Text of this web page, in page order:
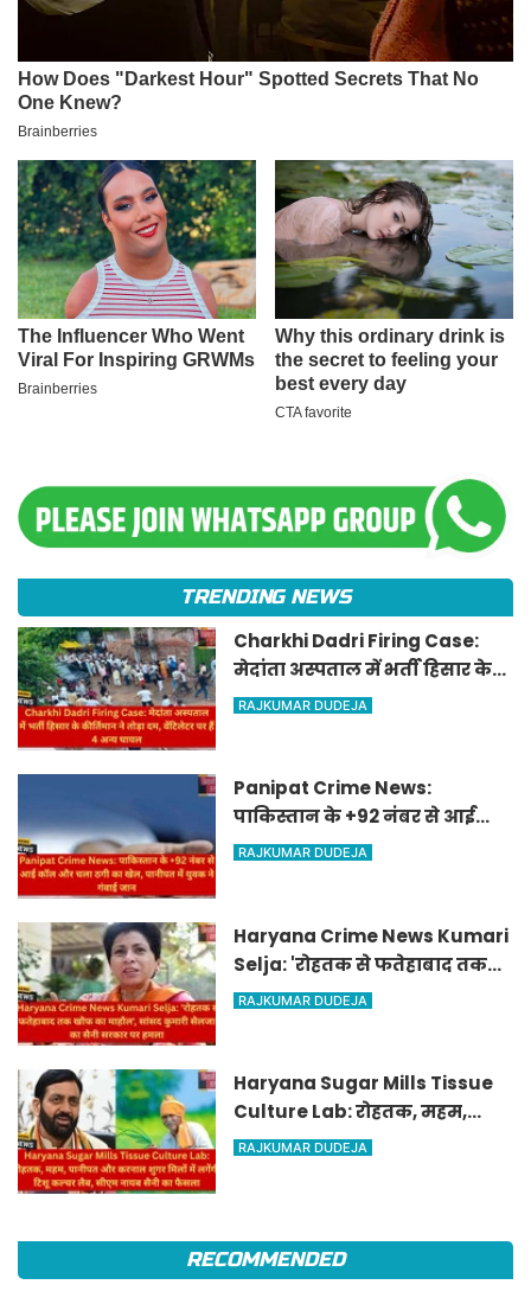
TRENDING NEWS
Charkhi Dadri Firing Case:
मेदांता अस्पताल में भर्ती हिसार के
कीर्तिमान ने तोड़ा दम, वेंटिलेटर पर
RAJKUMAR DUDEJA
Panipat Crime News:
पाकिस्तान के +92 नंबर से आई
कॉल और चला ठगी का खेल,
RAJKUMAR DUDEJA
Haryana Crime News Kumari
Selja: 'रोहतक से फतेहाबाद तक
खौफ का माहौल', सांसद कुमारी
RAJKUMAR DUDEJA
Haryana Sugar Mills Tissue
Culture Lab: रोहतक, महम,
पानीपत और करनाल शुगर मिलों में
RAJKUMAR DUDEJA
RECOMMENDED